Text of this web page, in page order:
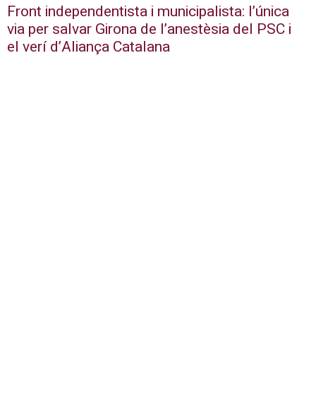
Front independentista i municipalista: l’única
via per salvar Girona de l’anestèsia del PSC i
el verí d’Aliança Catalana